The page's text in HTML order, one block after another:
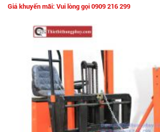
Giá khuyến mãi: Vui lòng gọi 0909 216 299